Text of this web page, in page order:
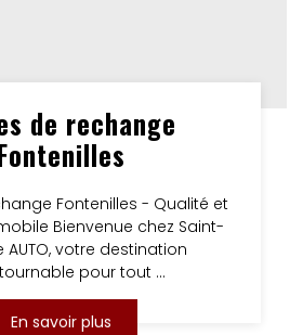
de rechange
Fontenilles - Qualité et
Bienvenue chez Saint-
AUTO, votre destination
pour tout ...
En savoir plus